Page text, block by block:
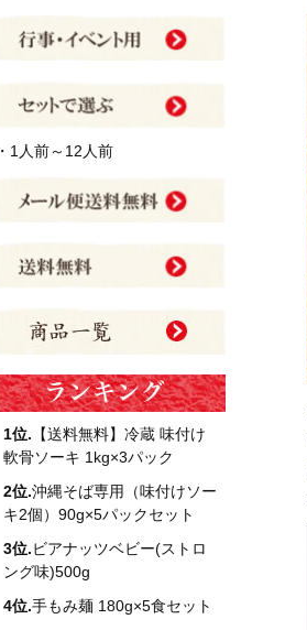
・1人前～12人前
1位. 【送料無料】冷蔵 味付け
軟骨ソーキ 1kg×3パック
2位.沖縄そば専用（味付けソー
キ2個）90g×5パックセット
3位.ビアナッツベビー(ストロ
ング味)500g
4位.手もみ麺 180g×5食セット